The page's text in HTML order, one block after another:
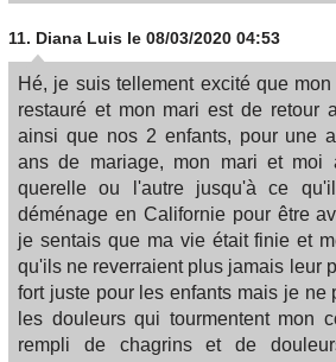
11. Diana Luis le 08/03/2020 04:53
Hé, je suis tellement excité que
restauré et mon mari est de retour
ainsi que nos 2 enfants, pour une
ans de mariage, mon mari et moi
querelle ou l'autre jusqu'à ce
déménage en Californie pour être
je sentais que ma vie était finie et
qu'ils ne reverraient plus jamais leur
fort juste pour les enfants mais je ne
les douleurs qui tourmentent mon
rempli de chagrins et de